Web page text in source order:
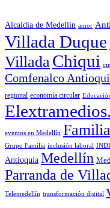
Alcaldia de Medellín amor
Villada Duque
Villada Chiqui
Comfenalco
regional economía circular
eventos en Medellín Familia
Grupo Familia inclusión laboral
Antioquia Medellín
Parranda de
Telemedellín transformación digital